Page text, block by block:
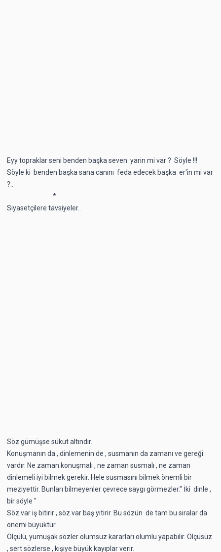
Eyy topraklar seni benden başka seven yarin mi var ? Söyle !!!
Söyle ki benden başka sana canını feda edecek başka er'in mi var
?..
*
Siyasetçilere tavsiyeler..
Söz gümüşse sükut altındır.
Konuşmanın da , dinlemenin de , susmanın da zamanı ve gereği
vardır. Ne zaman konuşmalı , ne zaman susmalı , ne zaman
dinlemeli iyi bilmek gerekir. Hele susmasını bilmek önemli bir
meziyettir. Bunları bilmeyenler çevrece saygı görmezler." İki dinle ,
bir söyle "
Söz var iş bitirir , söz var baş yitirir. Bu sözün de tam bu sıralar da
önemi büyüktür.
Ölçülü, yumuşak sözler olumsuz kararları olumlu yapabilir. Ölçüsüz
, sert sözlerse , kişiye büyük kayıplar verir.